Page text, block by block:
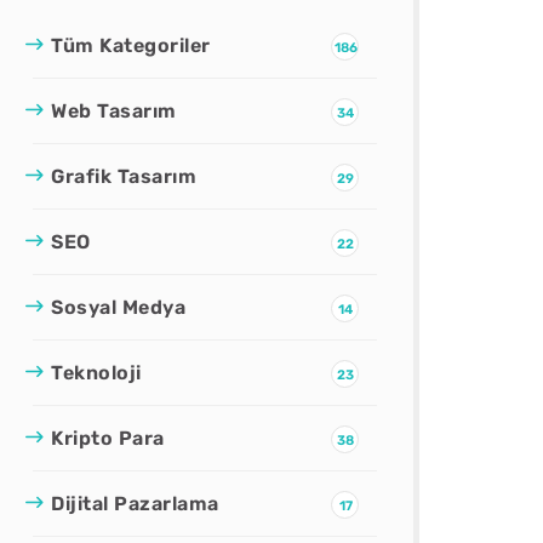
Tüm Kategoriler 186
Web Tasarım 34
Grafik Tasarım 29
SEO 22
Sosyal Medya 14
Teknoloji 23
Kripto Para 38
Dijital Pazarlama 17